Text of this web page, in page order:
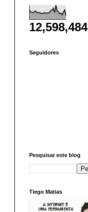
12,598,484
Seguidores
Pesquisar este blog
Tiego Matias